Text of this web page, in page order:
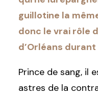
guillotine la
donc le vrai rôle
d’Orléans
Prince de sang, il
astres de la